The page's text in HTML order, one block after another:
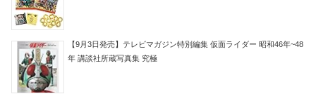
【9月3日発売】テレビマガジン特別編集 仮面ライダー 昭和46年~48
年 講談社所蔵写真集 究極